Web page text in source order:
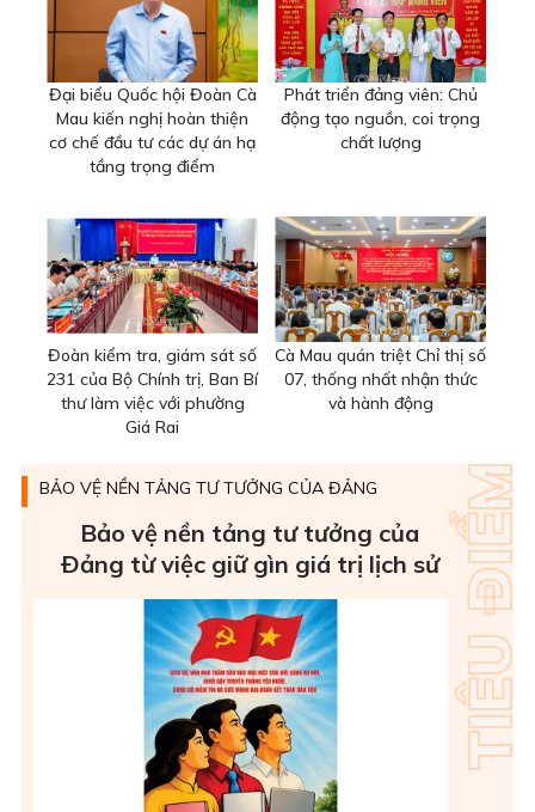
Đại biểu Quốc hội Đoàn Cà
Mau kiến nghị hoàn thiện
cơ chế đầu tư các dự án hạ
tầng trọng điểm
Phát triển đảng viên: Chủ
động tạo nguồn, coi trọng
chất lượng
Đoàn kiểm tra, giám sát số
231 của Bộ Chính trị, Ban Bí
thư làm việc với phường
Giá Rai
Cà Mau quán triệt Chỉ thị số
07, thống nhất nhận thức
và hành động
BẢO VỆ NỀN TẢNG TƯ TƯỞNG CỦA ĐẢNG
Bảo vệ nền tảng tư tưởng của
Ðảng từ việc giữ gìn giá trị lịch sử